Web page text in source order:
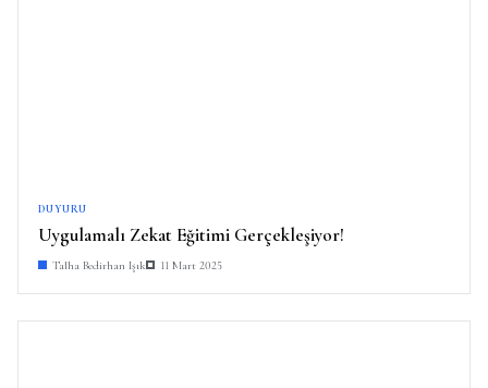
DUYURU
Uygulamalı Zekat Eğitimi Gerçekleşiyor!
Talha Bedirhan Işık 11 Mart 2025